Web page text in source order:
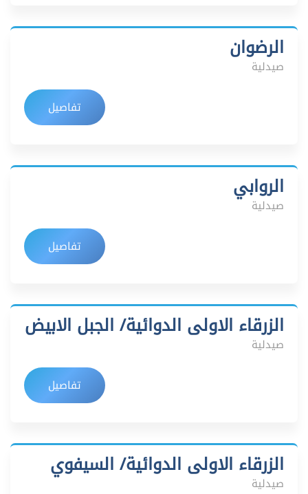
الرضوان
صيدلية
تفاصيل
الروابي
صيدلية
تفاصيل
الزرقاء الاولى الدوائية/ الجبل الابيض
صيدلية
تفاصيل
الزرقاء الاولى الدوائية/ السيفوي
صيدلية